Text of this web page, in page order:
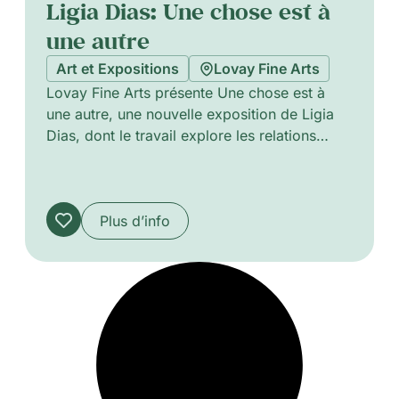
Ligia Dias: Une chose est à
une autre
Art et Expositions
Lovay Fine Arts
Lovay Fine Arts présente Une chose est à
une autre, une nouvelle exposition de Ligia
Dias, dont le travail explore les relations
sculpturaux, Dias crée des chaînes visuelles
où les formes se répondent, se transforment
et glissent discrètement d’un état à un autre,
invitant le spectateur à interroger la manière
dont les choses se connectent, se
chevauchent ou basculent vers de nouvelles
interprétations. Sa pratique se caractérise par
une attention raffinée à la matérialité et au
contexte, opérant dans un espace où
perception, langage et intuition se
Plus d’info